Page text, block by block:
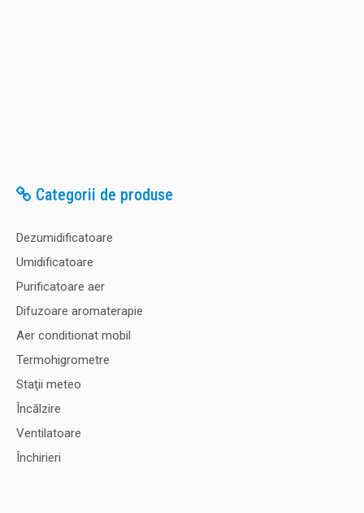
Categorii de produse
Dezumidificatoare
Umidificatoare
Purificatoare aer
Difuzoare aromaterapie
Aer conditionat mobil
Termohigrometre
Staţii meteo
Încălzire
Ventilatoare
Închirieri